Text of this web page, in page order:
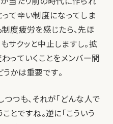
って辛い制度になってしま
度疲労を感じたら、先ほ
サクッと中止しますし。拡
っていくことをメンバー間
かは重要です。
つも、それが「どんな人で
とですね。逆に「こういう